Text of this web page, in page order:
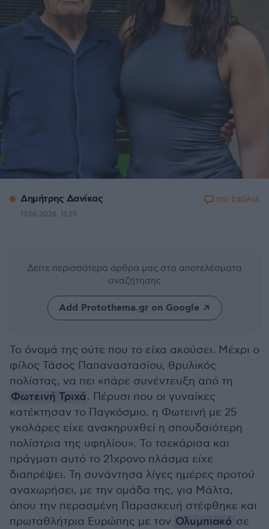
Δημήτρης Δανίκας
17.06.2026, 11:25
100 ΣΧΟΛΙΑ
Δείτε περισσότερα άρθρα μας στα αποτελέσματα
αναζήτησης
Add Protothema.gr on Google
Το όνομά της ούτε που το είχα ακούσει. Μέχρι ο
φίλος Τάσος Παπαναστασίου, θρυλικός
πολίστας, να πει «πάρε συνέντευξη από τη
Φωτεινή Τριχά. Πέρυσι που οι γυναίκες
κατέκτησαν το Παγκόσμιο, η Φωτεινή με 25
γκολάρες είχε ανακηρυχθεί η σπουδαιότερη
πολίστρια της υφηλίου». Το τσεκάρισα και
πράγματι αυτό το 21χρονο πλάσμα είχε
διαπρέψει. Τη συνάντησα λίγες ημέρες προτού
αναχωρήσει, με την ομάδα της, για Μάλτα,
όπου την περασμένη Παρασκευή στέφθηκε και
πρωταθλήτρια Ευρώπης με τον Ολυμπιακό σε